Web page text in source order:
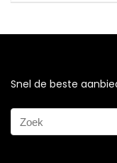
Snel de beste